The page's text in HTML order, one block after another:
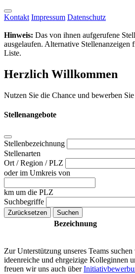
Kontakt Impressum Datenschutz
Hinweis: Das von ihnen aufgerufene
ausgelaufen. Alternative Stellenanzeigen
Liste.
Herzlich Willkommen
Nutzen Sie die Chance und bewerben
Stellenangebote
Stellenbezeichnung
Stellenarten
Ort / Region / PLZ
oder im Umkreis von
km um die PLZ
Suchbegriffe
Bezeichnung
Zur Unterstützung unseres Teams
ideenreiche und ehrgeizige Kolleginnen
freuen wir uns auch über